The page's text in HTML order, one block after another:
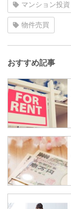
マンション投資
物件売買
おすすめ記事